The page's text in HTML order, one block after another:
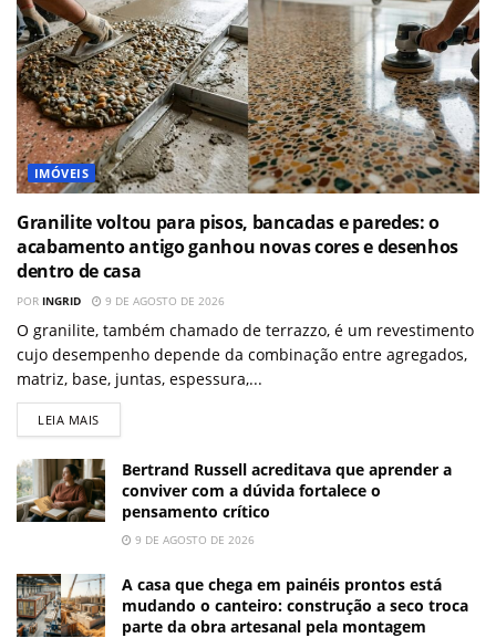
IMÓVEIS
Granilite voltou para pisos, bancadas e paredes: o
acabamento antigo ganhou novas cores e desenhos
dentro de casa
POR INGRID 9 DE AGOSTO DE 2026
O granilite, também chamado de terrazzo, é um revestimento
cujo desempenho depende da combinação entre agregados,
matriz, base, juntas, espessura,...
LEIA MAIS
Bertrand Russell acreditava que aprender a
conviver com a dúvida fortalece o
pensamento crítico
9 DE AGOSTO DE 2026
A casa que chega em painéis prontos está
mudando o canteiro: construção a seco troca
parte da obra artesanal pela montagem